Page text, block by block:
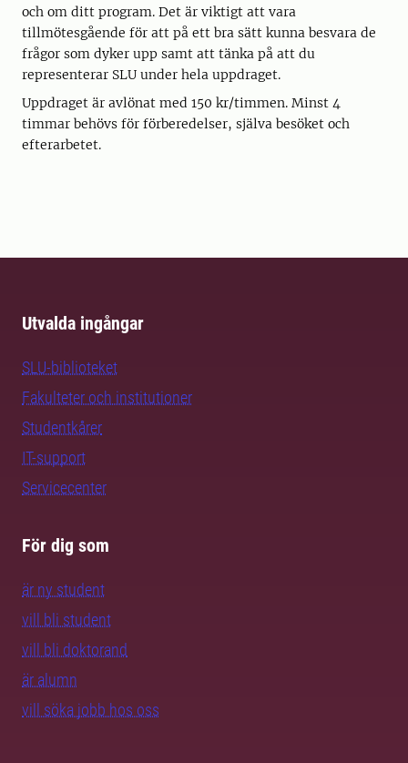
och om ditt program. Det är viktigt att vara
tillmötesgående för att på ett bra sätt kunna besvara de
frågor som dyker upp samt att tänka på att du
representerar SLU under hela uppdraget.
Uppdraget är avlönat med 150 kr/timmen. Minst 4
timmar behövs för förberedelser, själva besöket och
efterarbetet.
Utvalda ingångar
SLU-biblioteket
Fakulteter och institutioner
Studentkårer
IT-support
Servicecenter
För dig som
är ny student
vill bli student
vill bli doktorand
är alumn
vill söka jobb hos oss